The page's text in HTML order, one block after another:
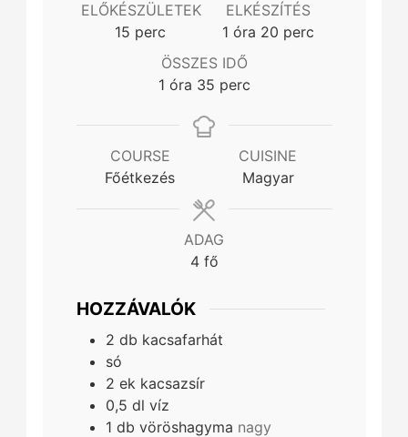
ELŐKÉSZÜLETEK
15minutes
perc
ELKÉSZÍTÉS
1hour
óra 20minutes
perc
ÖSSZES IDŐ
1hour
óra 35minutes
perc
COURSE
Főétkezés
CUISINE
Magyar
ADAG
4 fő
HOZZÁVALÓK
2 db kacsafarhát
só
2 ek kacsazsír
0,5 dl víz
1 db vöröshagyma nagy